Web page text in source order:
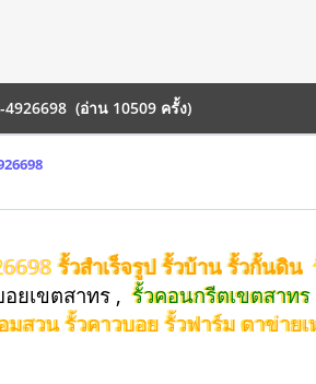
(อ่าน 10509 ครั้ง)
รั้วสำเร็จรูป รั้วบ้าน รั้วกั้นดิน
ยเขตสาทร , รั้วคอนกรีตเขตสาทร
สวน รั้วคาวบอย รั้วฟาร์ม ตาข่าย